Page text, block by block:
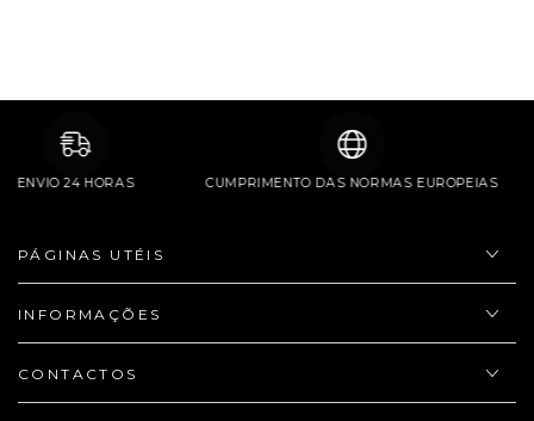
ENVIO 24 HORAS CUMPRIMENTO DAS NORMAS EUROPEIAS
PÁGINAS UTÉIS
INFORMAÇÕES
CONTACTOS